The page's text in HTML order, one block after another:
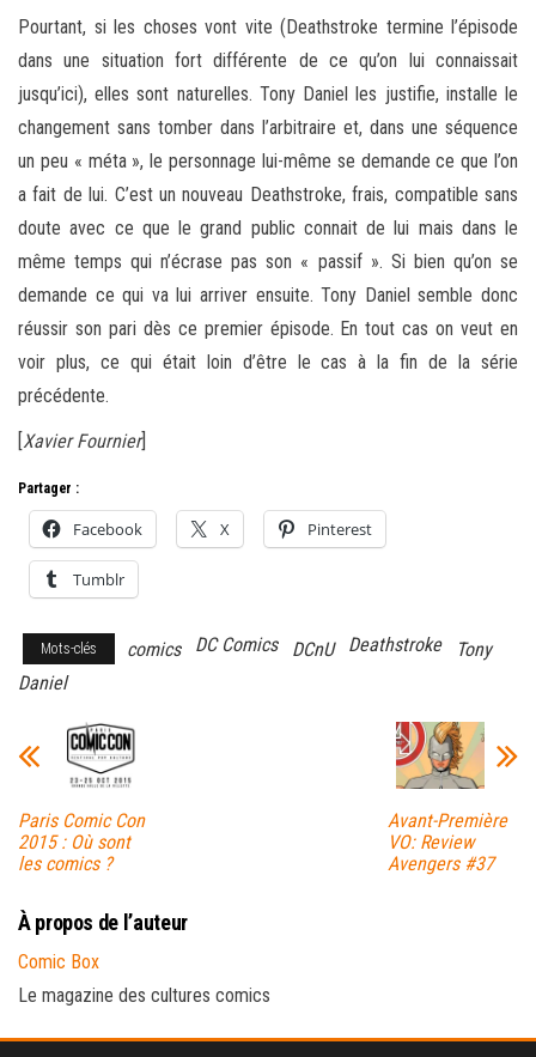
Pourtant, si les choses vont vite (Deathstroke termine l’épisode
dans une situation fort différente de ce qu’on lui connaissait
jusqu’ici), elles sont naturelles. Tony Daniel les justifie, installe le
changement sans tomber dans l’arbitraire et, dans une séquence
un peu « méta », le personnage lui-même se demande ce que l’on
a fait de lui. C’est un nouveau Deathstroke, frais, compatible sans
doute avec ce que le grand public connait de lui mais dans le
même temps qui n’écrase pas son « passif ». Si bien qu’on se
demande ce qui va lui arriver ensuite. Tony Daniel semble donc
réussir son pari dès ce premier épisode. En tout cas on veut en
voir plus, ce qui était loin d’être le cas à la fin de la série
précédente.
[Xavier Fournier]
Partager :
Facebook X Pinterest
Tumblr
Mots-clés comics DC Comics DCnU Deathstroke
Tony
Daniel
Paris Comic Con
2015 : Où sont
les comics ?
Avant-Première
VO: Review
Avengers #37
À propos de l’auteur
Comic Box
Le magazine des cultures comics